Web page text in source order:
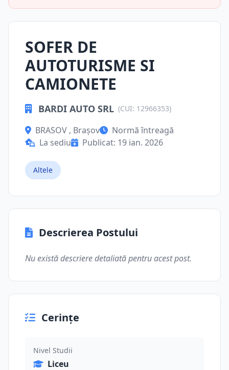
SOFER DE
AUTOTURISME SI
CAMIONETE
BARDI AUTO SRL (CUI: 12966353)
BRASOV , Brașov
Normă întreagă
La sediu
Publicat: 19 ian. 2026
Altele
Descrierea Postului
Nu există descriere detaliată pentru acest post.
Cerințe
Nivel Studii
Liceu